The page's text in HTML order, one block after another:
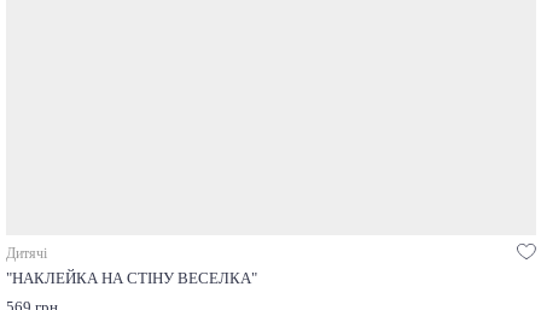
Дитячі
"НАКЛЕЙКА НА СТІНУ ВЕСЕЛКА"